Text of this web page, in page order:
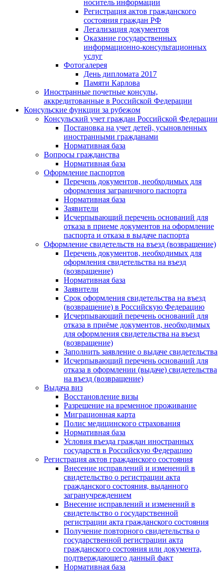
носитель информации
Регистрация актов гражданского
состояния граждан РФ
Легализация документов
Оказание государственных
информационно-консультационных
услуг
Фотогалерея
День дипломата 2017
Памяти Карлова
Иностранные почетные консулы,
аккредитованные в Российской Федерации
Консульские функции за рубежом
Консульский учет граждан Российской Федерации
Постановка на учет детей, усыновленных
иностранными гражданами
Нормативная база
Вопросы гражданства
Нормативная база
Оформление паспортов
Перечень документов, необходимых для
оформления заграничного паспорта
Нормативная база
Заявители
Исчерпывающий перечень оснований для
отказа в приеме документов на оформление
паспорта и отказа в выдаче паспорта
Оформление свидетельств на въезд (возвращение)
Перечень документов, необходимых для
оформления свидетельства на въезд
(возвращение)
Нормативная база
Заявители
Срок оформления свидетельства на въезд
(возвращение) в Российскую Федерацию
Исчерпывающий перечень оснований для
отказа в приёме документов, необходимых
для оформления свидетельства на въезд
(возвращение)
Заполнить заявление о выдаче свидетельства
Исчерпывающий перечень оснований для
отказа в оформлении (выдаче) свидетельства
на въезд (возвращение)
Выдача виз
Восстановление визы
Разрешение на временное проживание
Миграционная карта
Полис медицинского страхования
Нормативная база
Условия въезда граждан иностранных
государств в Российскую Федерацию
Регистрация актов гражданского состояния
Внесение исправлений и изменений в
свидетельство о регистрации акта
гражданского состояния, выданного
загранучреждением
Внесение исправлений и изменений в
свидетельство о государственной
регистрации акта гражданского состояния
Получение повторного свидетельства о
государственной регистрации акта
гражданского состояния или документа,
подтверждающего данный факт
Нормативная база